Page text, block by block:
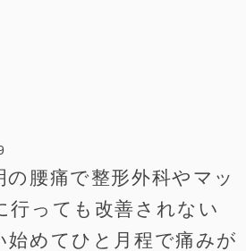
の腰痛で整形外科やマッ
行っても改善されない
始めてひと月程で痛みが